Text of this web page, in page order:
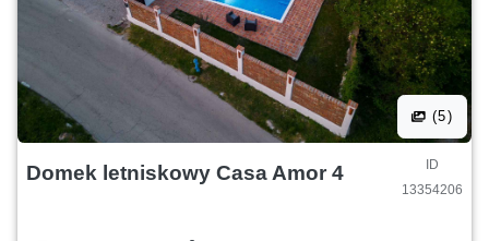
(5)
Domek letniskowy Casa Amor 4
ID
13354206